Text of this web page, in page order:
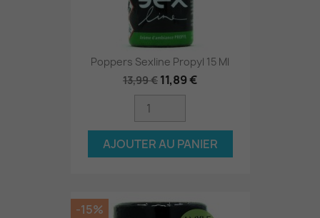
Poppers Sexline Propyl 15 Ml
13,99 € 11,89 €
AJOUTER AU PANIER
-15%